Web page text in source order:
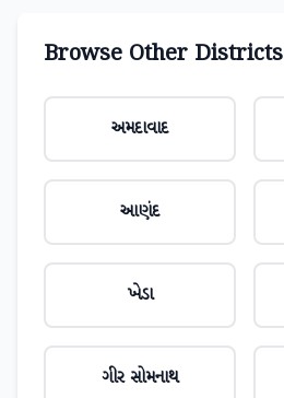
Browse Other Districts
અમદાવાદ
આણંદ
ખેડા
ગીર સોમનાથ